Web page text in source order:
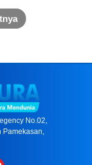
No.02,